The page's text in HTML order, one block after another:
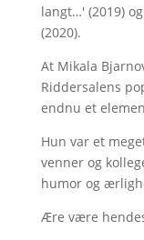
langt…' (2019)
(2020).
At Mikala
Riddersalens
endnu et
Hun var et
venner og
humor og
Ære være